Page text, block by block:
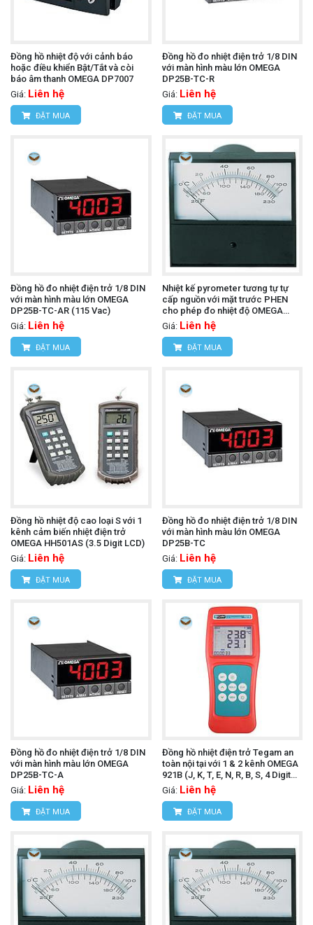
Đồng hồ nhiệt độ với cảnh báo
hoặc điều khiển Bật/Tắt và còi
báo âm thanh OMEGA DP7007
Giá: Liên hệ
ĐẶT MUA
Đồng hồ đo nhiệt điện trở 1/8 DIN
với màn hình màu lớn OMEGA
DP25B-TC-R
Giá: Liên hệ
ĐẶT MUA
Đồng hồ đo nhiệt điện trở 1/8 DIN
với màn hình màu lớn OMEGA
DP25B-TC-AR (115 Vac)
Giá: Liên hệ
ĐẶT MUA
Nhiệt kế pyrometer tương tự tự
cấp nguồn với mặt trước PHEN
cho phép đo nhiệt độ OMEGA
7045-T-250 (T, 4.5 in Parallax)
Giá: Liên hệ
ĐẶT MUA
Đồng hồ nhiệt độ cao loại S với 1
kênh cảm biến nhiệt điện trở
OMEGA HH501AS (3.5 Digit LCD)
Giá: Liên hệ
ĐẶT MUA
Đồng hồ đo nhiệt điện trở 1/8 DIN
với màn hình màu lớn OMEGA
DP25B-TC
Giá: Liên hệ
ĐẶT MUA
Đồng hồ đo nhiệt điện trở 1/8 DIN
với màn hình màu lớn OMEGA
DP25B-TC-A
Giá: Liên hệ
ĐẶT MUA
Đồng hồ nhiệt điện trở Tegam an
toàn nội tại với 1 & 2 kênh OMEGA
921B (J, K, T, E, N, R, B, S, 4 Digit
LCD, 4.5 Vdc)
Giá: Liên hệ
ĐẶT MUA